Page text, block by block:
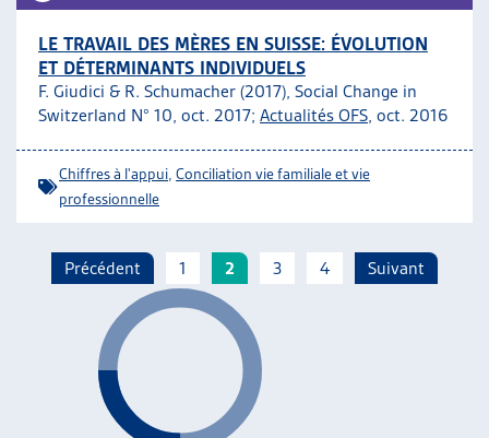
LE TRAVAIL DES MÈRES EN SUISSE: ÉVOLUTION
ET DÉTERMINANTS INDIVIDUELS
F. Giudici & R. Schumacher (2017), Social Change in
Switzerland N° 10, oct. 2017; Actualités OFS, oct. 2016
Chiffres à l'appui Conciliation vie familiale et vie
professionnelle
Précédent 1 2 3 4 Suivant